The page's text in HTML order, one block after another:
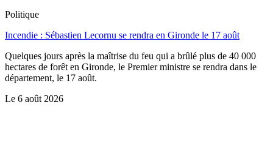
Politique
Incendie : Sébastien Lecornu se rendra en Gironde le 17 août
Quelques jours après la maîtrise du feu qui a brûlé plus de 40 000
hectares de forêt en Gironde, le Premier ministre se rendra dans le
département, le 17 août.
Le 6 août 2026